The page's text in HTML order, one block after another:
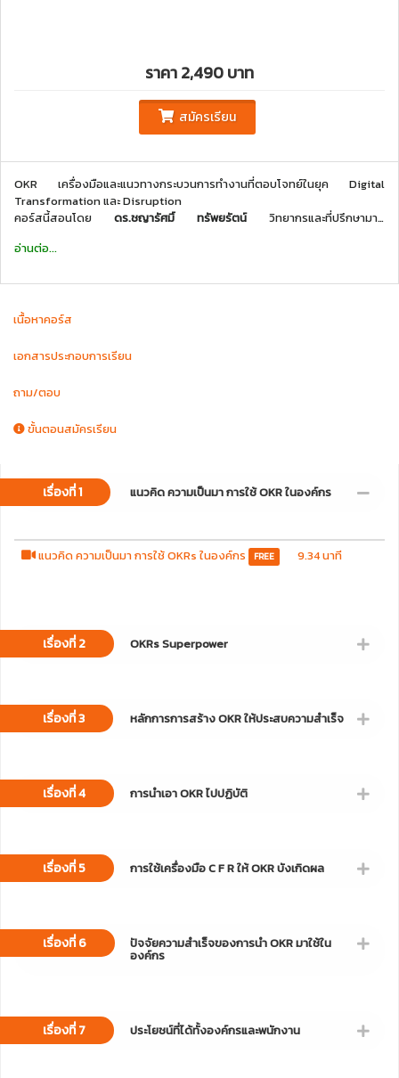
ราคา 2,490 บาท
สมัครเรียน
OKR เครื่องมือและแนวทางกระบวนการทำงานที่ตอบโจทย์ในยุค Digital
Transformation และ Disruption
คอร์สนี้สอนโดย ดร.ชญารัศมิ์ ทรัพยรัตน์วิทยากรและที่ปรึกษามาก
- การปูพื้นฐานทำความเข้าใจประวัติความเป็นมาและหลักการอย่างถูกต้อง
Buttom-up อย่างมีประสิทธิภาพ
- ปัจจัยที่ส่งผลให้ OKR ประสบความสำเร็จในองค์กร
ดำเนินขององค์กรในทิศทางเดียวกันอย่างชัดเจน”
- ฝ่ายบริหารองค์กรที่ต้องการให้องค์กรก้าวหน้าอย่างรวดเร็ว เหมือนดังบริษัท
Intel, Google, Facebook
อ่านต่อ...
เนื้อหาคอร์ส
เอกสารประกอบการเรียน
ถาม/ตอบ
ขั้นตอนสมัครเรียน
เรื่องที่ 1 แนวคิด ความเป็นมา การใช้ OKR ในองค์กร
แนวคิด ความเป็นมา การใช้ OKRs ในองค์กร FREE 9.34 นาที
เรื่องที่ 2 OKRs Superpower
เรื่องที่ 3 หลักการการสร้าง OKR ให้ประสบความสำเร็จ
เรื่องที่ 4 การนำเอา OKR ไปปฏิบัติ
เรื่องที่ 5 การใช้เครื่องมือ C F R ให้ OKR บังเกิดผล
เรื่องที่ 6 ปัจจัยความสำเร็จของการนำ OKR มาใช้ใน
องค์กร
เรื่องที่ 7 ประโยชน์ที่ได้ทั้งองค์กรและพนักงาน